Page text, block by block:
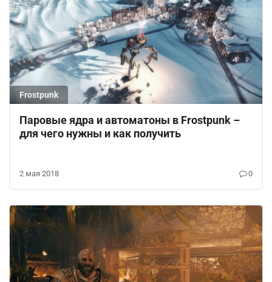
Frostpunk
Паровые ядра и автоматоны в Frostpunk –
для чего нужны и как получить
2 мая 2018 0